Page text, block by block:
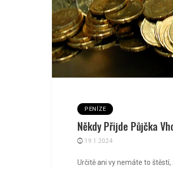
PENÍZE
Někdy Přijde Půjčka
19.1.2024
Určitě ani vy nemáte to